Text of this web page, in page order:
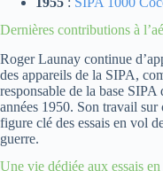
Dernières contributions à
Roger Launay continue
des appareils de la SIPA,
responsable de la base
années 1950. Son travail
figure clé des essais en vol
guerre.
Une vie dédiée aux essais